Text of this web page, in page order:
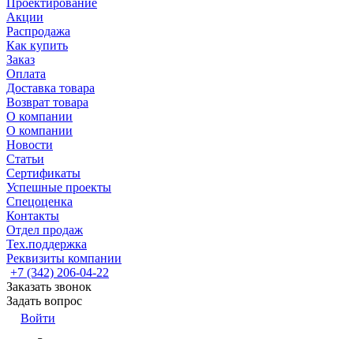
Проектирование
Акции
Распродажа
Как купить
Заказ
Оплата
Доставка товара
Возврат товара
О компании
О компании
Новости
Статьи
Сертификаты
Успешные проекты
Спецоценка
Контакты
Отдел продаж
Тех.поддержка
Реквизиты компании
+7 (342) 206-04-22
Заказать звонок
Задать вопрос
Войти